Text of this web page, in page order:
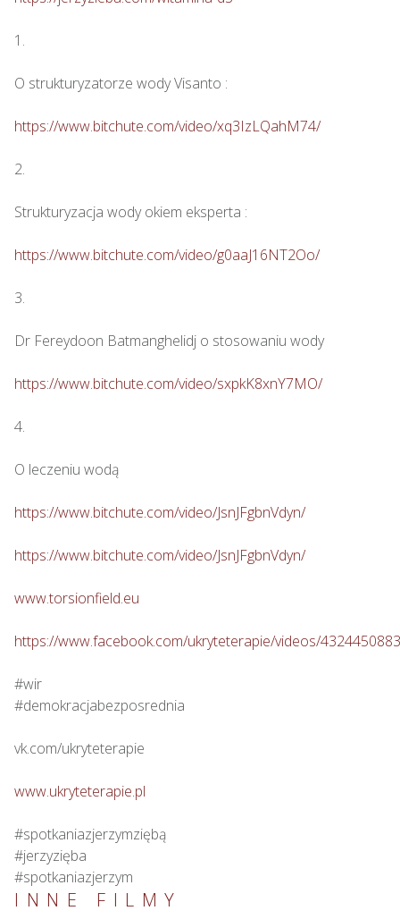
1.
O strukturyzatorze wody Visanto :
https://www.bitchute.com/video/xq3IzLQahM74/
2.
Strukturyzacja wody okiem eksperta :
https://www.bitchute.com/video/g0aaJ16NT2Oo/
3.
Dr Fereydoon Batmanghelidj o stosowaniu wody
https://www.bitchute.com/video/sxpkK8xnY7MO/
4.
O leczeniu wodą
https://www.bitchute.com/video/JsnJFgbnVdyn/
https://www.bitchute.com/video/JsnJFgbnVdyn/
www.torsionfield.eu
https://www.facebook.com/ukryteterapie/videos/
#wir
#demokracjabezposrednia
vk.com/ukryteterapie
www.ukryteterapie.pl
#spotkaniazjerzymziębą
#jerzyzięba
#spotkaniazjerzym
INNE FILMY